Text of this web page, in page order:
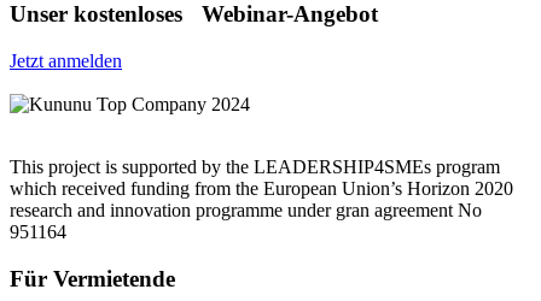
Unser kostenloses Webinar-Angebot
Jetzt anmelden
This project is supported by the LEADERSHIP4SMEs program
which received funding from the European Union’s Horizon 2020
research and innovation programme under gran agreement No
951164
Für Vermietende